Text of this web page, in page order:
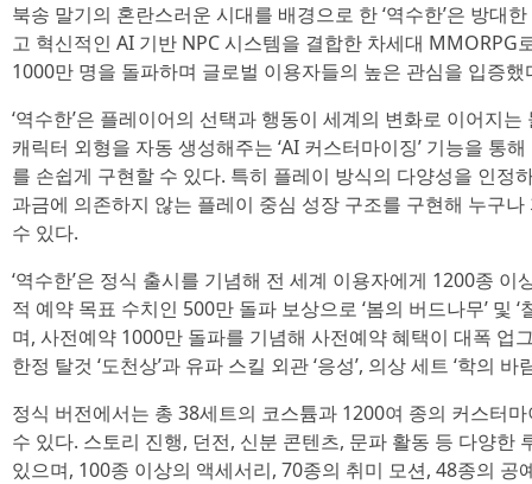
북송 말기의 혼란스러운 시대를 배경으로 한 ‘역수한’은 방대
고 혁신적인 AI 기반 NPC 시스템을 결합한 차세대 MMORPG
1000만 명을 돌파하며 글로벌 이용자들의 높은 관심을 입증했
‘역수한’은 플레이어의 선택과 행동이 세계의 변화로 이어지
캐릭터 외형을 자동 생성해주는 ‘AI 커스터마이징’ 기능을 통
를 손쉽게 구현할 수 있다. 특히 플레이 방식의 다양성을 인정
과금에 의존하지 않는 플레이 중심 성장 구조를 구현해 누구
수 있다.
‘역수한’은 정식 출시를 기념해 전 세계 이용자에게 1200종
적 예약 목표 수치인 500만 돌파 보상으로 ‘봄의 버드나무’ 및
며, 사전예약 1000만 돌파를 기념해 사전예약 혜택이 대폭 업
한정 탈것 ‘도천상’과 유파 스킬 외관 ‘응성’, 의상 세트 ‘학의 바
정식 버전에서는 총 38세트의 코스튬과 1200여 종의 커스터
수 있다. 스토리 진행, 던전, 신분 콘텐츠, 문파 활동 등 다양한
있으며, 100종 이상의 액세서리, 70종의 취미 모션, 48종의 공